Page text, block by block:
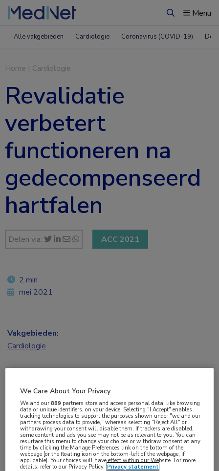
ZoekenMenu
Alle vakgebieden Cardiologie Coronavirus (COVID-19)
Home | Cardiologie
Revalidatie
verbetert
functioneren na
gedecompenseerd
hartfalen
Delen via: ACC 2021
In een gevarieerde populatie van oudere
patiënten die vanwege acuut verslechterd
2 min
mei 2021
Vakgebieden:
Cardiologie
Aandachtsgebieden:
Tags:
fysieke activiteit,revalidatie
We Care About Your Privacy
We and our889 partners store and access personal data, like browsing
data or unique identifiers, on your device. Selecting "I Accept" enables
tracking technologies to support the purposes shown under "we and our
partners process data to provide," whereas selecting "Reject All" or
withdrawing your consent will disable them. If trackers are disabled,
some content and ads you see may not be as relevant to you. You can
resurface this menu to change your choices or withdraw consent at any
time by clicking the Manage Preferences link on the bottom of the
webpage [or the floating icon on the bottom-left of the webpage, if
applicable]. Your choices will have effect within our Website. For more
details, refer to our Privacy Policy. Privacy statement